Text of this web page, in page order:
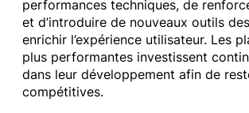
performances techniques, de
et d’introduire de nouveaux outils
enrichir l’expérience utilisateur. Les
plus performantes investissent
dans leur développement afin de
compétitives.